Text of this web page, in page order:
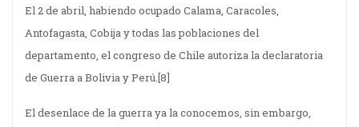
El 2 de abril, habiendo ocupado Calama, Caracoles,
Antofagasta, Cobija y todas las poblaciones del
departamento, el congreso de Chile autoriza la declaratoria
de Guerra a Bolivia y Perú.[8]
El desenlace de la guerra ya la conocemos, sin embargo,